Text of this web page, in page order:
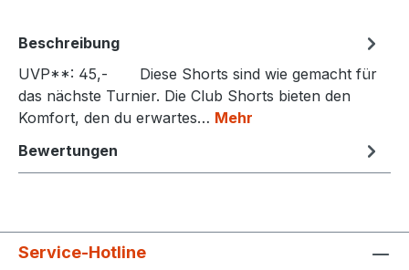
Beschreibung
UVP**: 45,- Diese Shorts sind wie gemacht für
das nächste Turnier. Die Club Shorts bieten den
Komfort, den du erwartes… Mehr
Bewertungen
Service-Hotline